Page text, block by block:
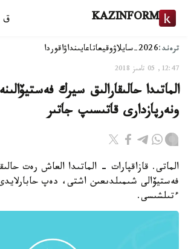
KAZINFORM ق
ترەند:2026-سايلاۋ وقيعاتاعايىنداۋاقوردا
12:47, 05 تامىز 2018
ونەرپازدارى قاتىسىپ جاتىر
الماتى. قازاقپارات - الماتىدا العاش رەت
فەستيۆالى شىمىلدىعىن اشتى، دەپ حابارلايدى
ءتىلشىسى.